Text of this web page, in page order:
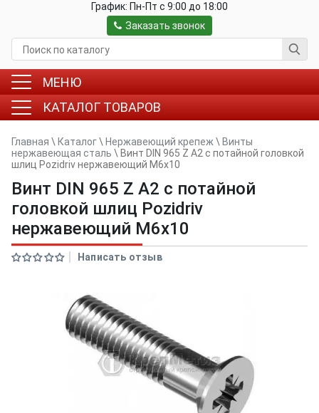
График: Пн-Пт c 9:00 до 18:00
Заказать звонок
МЕНЮ
КАТАЛОГ ТОВАРОВ
Главная \ Каталог\ Нержавеющий крепеж \ Винты
нержавеющая сталь \ Винт DIN 965 Z A2 с потайной головкой
шлиц Pozidriv нержавеющий M6x10
Винт DIN 965 Z A2 с потайной
головкой шлиц Pozidriv
нержавеющий M6x10
Написать отзыв